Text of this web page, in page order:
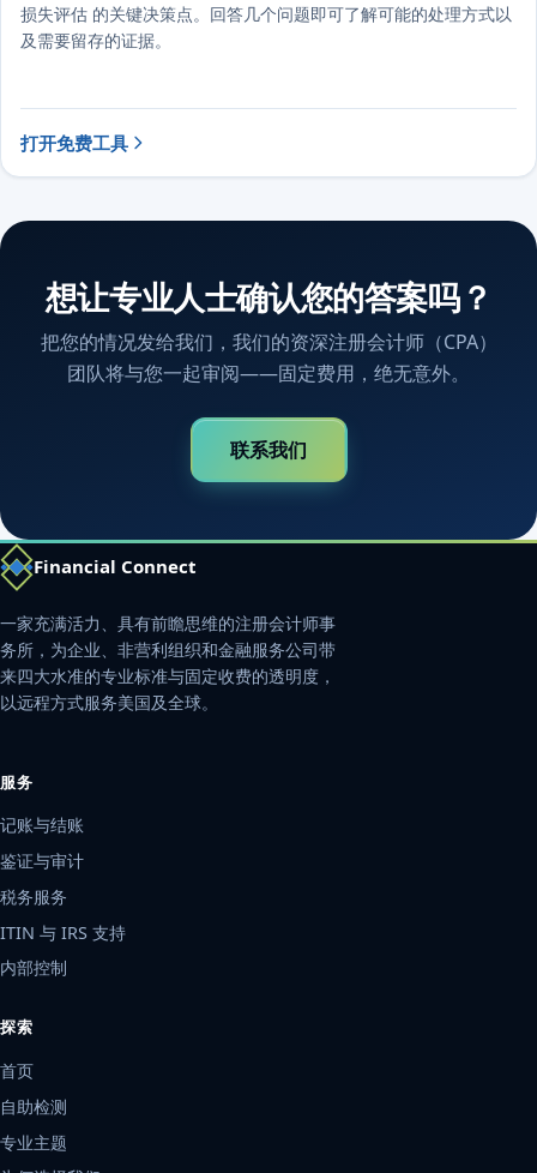
损失评估 的关键决策点。回答几个问题即可了解可能的处理方式以
及需要留存的证据。
打开免费工具
想让专业人士确认您的答案吗？
把您的情况发给我们，我们的资深注册会计师（CPA）
团队将与您一起审阅——固定费用，绝无意外。
联系我们
Financial Connect
一家充满活力、具有前瞻思维的注册会计师事
务所，为企业、非营利组织和金融服务公司带
来四大水准的专业标准与固定收费的透明度，
以远程方式服务美国及全球。
服务
记账与结账
鉴证与审计
税务服务
ITIN 与 IRS 支持
内部控制
探索
首页
自助检测
专业主题